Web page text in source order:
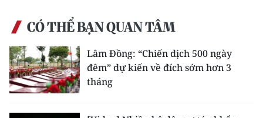
CÓ THỂ BẠN QUAN TÂM
Lâm Đồng: “Chiến dịch 500 ngày
đêm” dự kiến về đích sớm hơn 3
tháng